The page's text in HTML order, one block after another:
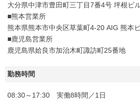
大分県中津市豊田町三丁目7番4号 坪根ビ
■熊本営業所
熊本県熊本市中央区草葉町4-20 AIG 熊本
■鹿児島営業所
鹿児島県姶良市加治木町諏訪町25番地
勤務時間
08:30～17:30 実働8時間／1日